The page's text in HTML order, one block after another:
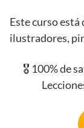
Este curso
ilustradores,
🎖️ 100% de